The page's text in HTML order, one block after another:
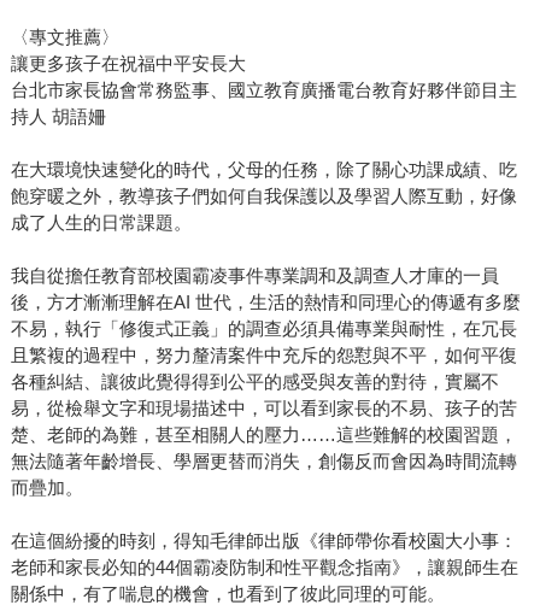
〈專文推薦〉
讓更多孩子在祝福中平安長大
台北市家長協會常務監事、國立教育廣播電台教育好夥伴節目主
持人 胡語姍
在大環境快速變化的時代，父母的任務，除了關心功課成績、吃
飽穿暖之外，教導孩子們如何自我保護以及學習人際互動，好像
成了人生的日常課題。
我自從擔任教育部校園霸凌事件專業調和及調查人才庫的一員
後，方才漸漸理解在AI 世代，生活的熱情和同理心的傳遞有多麼
不易，執行「修復式正義」的調查必須具備專業與耐性，在冗長
且繁複的過程中，努力釐清案件中充斥的怨懟與不平，如何平復
各種糾結、讓彼此覺得得到公平的感受與友善的對待，實屬不
易，從檢舉文字和現場描述中，可以看到家長的不易、孩子的苦
楚、老師的為難，甚至相關人的壓力……這些難解的校園習題，
無法隨著年齡增長、學層更替而消失，創傷反而會因為時間流轉
而疊加。
在這個紛擾的時刻，得知毛律師出版《律師帶你看校園大小事：
老師和家長必知的44個霸凌防制和性平觀念指南》，讓親師生在
關係中，有了喘息的機會，也看到了彼此同理的可能。